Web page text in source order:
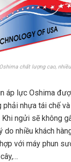
chất lượng cao,
áp lực Oshima
phải nhựa tái chế
ngửi sẽ không
do nhiều khách
với máy phun